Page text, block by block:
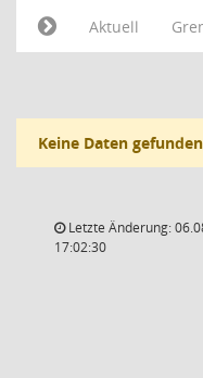
Aktuell
Keine Daten
Letzte Änderung:
17:02:30